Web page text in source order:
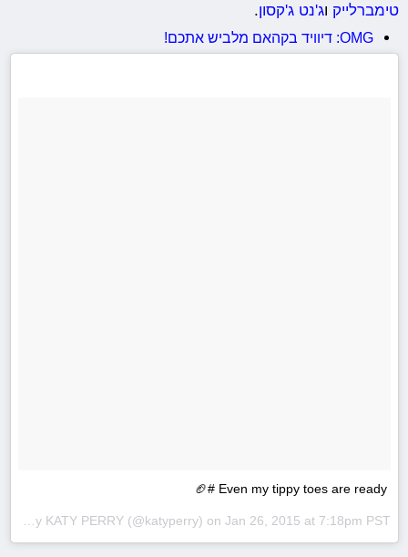
טימברלייק וג'נט ג'קסון.
OMG: דיוויד בקהאם מלביש אתכם!
Even my tippy toes are ready #🏈
Jan 26, 2015 at 7:18pm PST